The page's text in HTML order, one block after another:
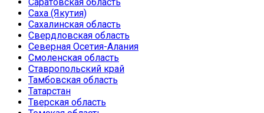
Саха (Якутия)
Сахалинская область
Свердловская область
Северная Осетия-Алания
Смоленская область
Ставропольский край
Тамбовская область
Татарстан
Тверская область